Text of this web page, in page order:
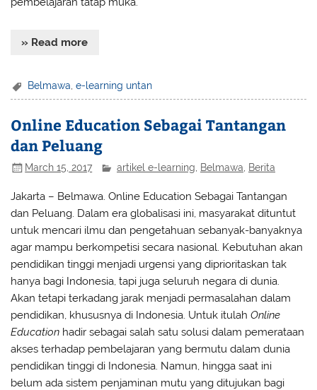
» Read more
Belmawa ,e-learning untan
Online Education Sebagai Tantangan
dan Peluang
March 15, 2017 artikel e-learning Belmawa Berita
Jakarta – Belmawa. Online Education Sebagai Tantangan
dan Peluang. Dalam era globalisasi ini, masyarakat dituntut
untuk mencari ilmu dan pengetahuan sebanyak-banyaknya
agar mampu berkompetisi secara nasional. Kebutuhan akan
pendidikan tinggi menjadi urgensi yang diprioritaskan tak
hanya bagi Indonesia, tapi juga seluruh negara di dunia.
Akan tetapi terkadang jarak menjadi permasalahan dalam
pendidikan, khususnya di Indonesia. Untuk itulahOnline
Education hadir sebagai salah satu solusi dalam pemerataan
akses terhadap pembelajaran yang bermutu dalam dunia
pendidikan tinggi di Indonesia. Namun, hingga saat ini
belum ada sistem penjaminan mutu yang ditujukan bagi